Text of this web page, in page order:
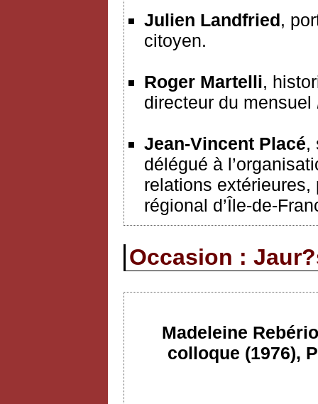
Julien Landfried,
citoyen.
Roger Martelli,
directeur du mensuel
Jean-Vincent Placé,
délégué à
relations
régional d’Île-de-
Occasion :
Madeleine
colloque (1976),